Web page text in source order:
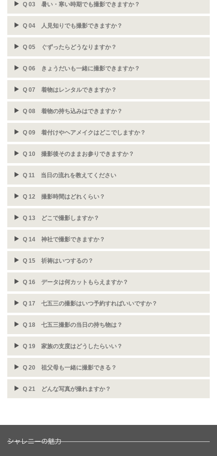
Q 03 暑い・寒い時期でも撮影できますか？
Q 04 人見知りでも撮影できますか？
Q 05 ぐずったらどうなりますか？
Q 06 きょうだいも一緒に撮影できますか？
Q 07 着物はレンタルできますか？
Q 08 着物の持ち込みはできますか？
Q 09 着付けやヘアメイクはどこでしますか？
Q 10 撮影後そのままお参りできますか？
Q 11 当日の流れを教えてください
Q 12 撮影時間はどれくらい？
Q 13 どこで撮影しますか？
Q 14 神社で撮影できますか？
Q 15 祈祷はいつするの？
Q 16 データは何カットもらえますか？
Q 17 七五三の撮影はいつ予約すればいいですか？
Q 18 七五三撮影の当日の持ち物は？
Q 19 家族の支度はどうしたらいい？
Q 20 祖父母も一緒に撮影できる？
Q 21 どんな写真が撮れますか？
シャレニーの魅力